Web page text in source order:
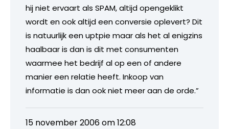
hij niet ervaart als SPAM, altijd opengeklikt
wordt en ook altijd een conversie oplevert? Dit
is natuurlijk een uptpie maar als het al enigzins
haalbaar is dan is dit met consumenten
waarmee het bedrijf al op een of andere
manier een relatie heeft. Inkoop van
informatie is dan ook niet meer aan de orde.”
15 november 2006 om 12:08